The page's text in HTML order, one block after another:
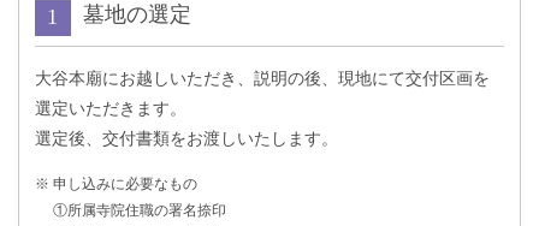
墓地の選定
大谷本廟にお越しいただき、説明の後、現地にて交付区画を
選定いただきます。
選定後、交付書類をお渡しいたします。
申し込みに必要なもの
①所属寺院住職の署名捺印